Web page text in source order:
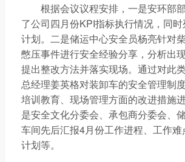
根据会议议程安排，一是安环部
了公司四月份KPI指标执行情况，同
计划。二是储运中心安全员杨亮针对
憋压事件进行安全经验分享，分析出
提出整改方法并落实现场。通过对此
总经理姜英格对装卸车的安全管理制度
培训教育、现场管理方面的改进措施
是安全文化分委会、承包商分委会、
车间先后汇报4月份工作进程、工作
计划等。